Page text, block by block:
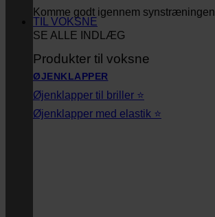
Komme godt igennem synstræningen
SE ALLE INDLÆG
TIL VOKSNE
Produkter til voksne
ØJENKLAPPER
Øjenklapper til briller ⭐
Øjenklapper med elastik ⭐